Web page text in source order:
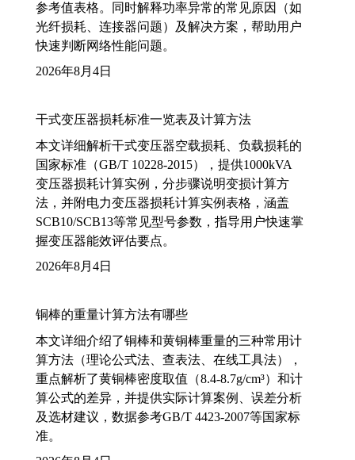
参考值表格。同时解释功率异常的常见原因（如
光纤损耗、连接器问题）及解决方案，帮助用户
快速判断网络性能问题。
2026年8月4日
干式变压器损耗标准一览表及计算方法
本文详细解析干式变压器空载损耗、负载损耗的
国家标准（GB/T 10228-2015），提供1000kVA
变压器损耗计算实例，分步骤说明变损计算方
法，并附电力变压器损耗计算实例表格，涵盖
SCB10/SCB13等常见型号参数，指导用户快速掌
握变压器能效评估要点。
2026年8月4日
铜棒的重量计算方法有哪些
本文详细介绍了铜棒和黄铜棒重量的三种常用计
算方法（理论公式法、查表法、在线工具法），
重点解析了黄铜棒密度取值（8.4-8.7g/cm³）和计
算公式的差异，并提供实际计算案例、误差分析
及选材建议，数据参考GB/T 4423-2007等国家标
准。